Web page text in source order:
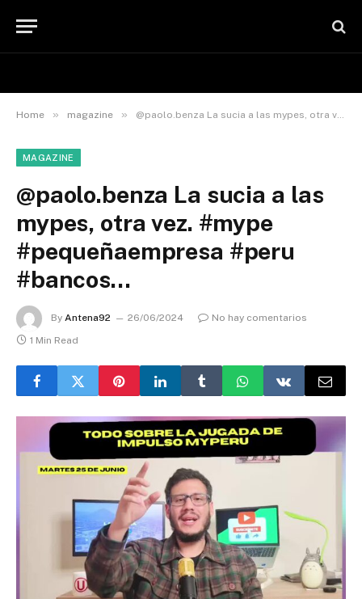
Home » magazine » @paolo.benza La sucia a las mypes, otra vez. #mype #pequeñaempresa #peru #bancos…
MAGAZINE
@paolo.benza La sucia a las
mypes, otra vez. #mype
#pequeñaempresa #peru
#bancos…
By Antena92 26/06/2024
No hay comentarios
1 Min Read